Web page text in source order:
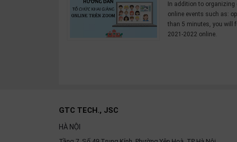
In addition to
online events such as:
than 5 minutes, you will
2021-2022 online.
GTC TECH., JSC
HÀ NỘI